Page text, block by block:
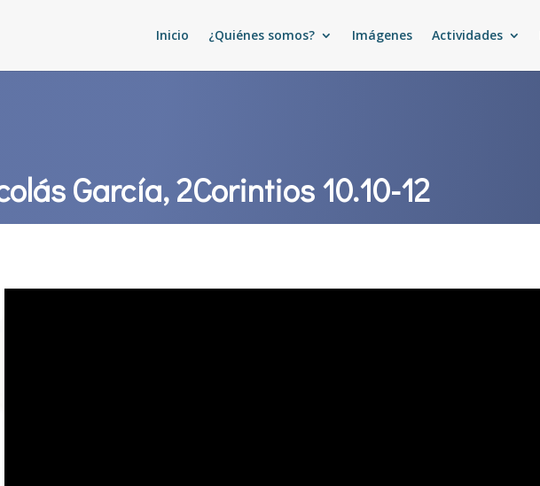
Inicio ¿Quiénes somos? Imágenes Actividades
García, 2Corintios 10.10-12